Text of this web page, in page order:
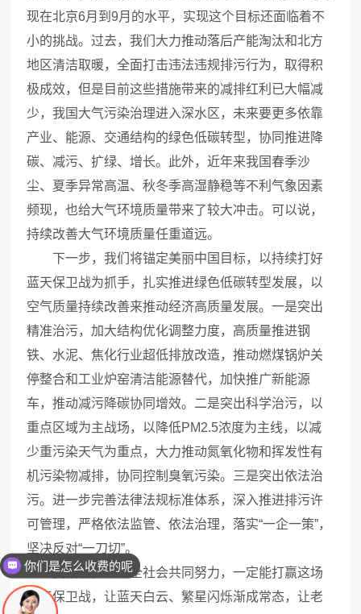
现在北京6月到9月的水平，实现这个目标还面临着不
小的挑战。过去，我们大力推动落后产能淘汰和北方
地区清洁取暖，全面打击违法违规排污行为，取得积
极成效，但是目前这些措施带来的减排红利已大幅减
少，我国大气污染治理进入深水区，未来要更多依靠
产业、能源、交通结构的绿色低碳转型，协同推进降
碳、减污、扩绿、增长。此外，近年来我国春季沙
尘、夏季异常高温、秋冬季高湿静稳等不利气象因素
频现，也给大气环境质量带来了较大冲击。可以说，
持续改善大气环境质量任重道远。
下一步，我们将锚定美丽中国目标，以持续打好
蓝天保卫战为抓手，扎实推进绿色低碳转型发展，以
空气质量持续改善来推动经济高质量发展。一是突出
精准治污，加大结构优化调整力度，高质量推进钢
铁、水泥、焦化行业超低排放改造，推动燃煤锅炉关
停整合和工业炉窑清洁能源替代，加快推广新能源
车，推动减污降碳协同增效。二是突出科学治污，以
重点区域为主战场，以降低PM2.5浓度为主线，以减
少重污染天气为重点，大力推动氮氧化物和挥发性有
机污染物减排，协同控制臭氧污染。三是突出依法治
污。进一步完善法律法规标准体系，深入推进排污许
可管理，严格依法监管、依法治理，落实“一企一策”，
坚决反对“一刀切”。
我相信，通过全社会共同努力，一定能打赢这场
蓝天保卫战，让蓝天白云、繁星闪烁渐成常态，让老
你们是怎么收费的呢
现在有优惠活动吗